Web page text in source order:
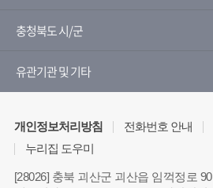
충청북도 시/군
유관기관 및 기타
개인정보처리방침 전화번호 안내
누리집 도우미
[28026] 충북 괴산군 괴산읍 임꺽정로 90